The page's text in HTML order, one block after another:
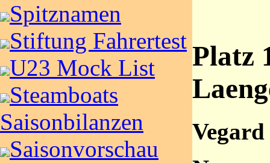
Spitznamen
Stiftung Fahrertest
U23 Mock List
Steamboats
Saisonbilanzen
Saisonvorschau
Platz